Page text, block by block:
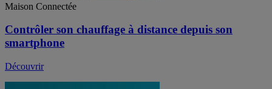
Maison Connectée
Contrôler son chauffage à distance depuis son
smartphone
Découvrir